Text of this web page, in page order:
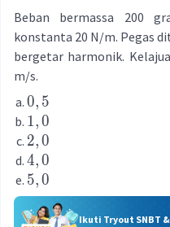
Beban bermassa 200
konstanta 20 N/m. Pegas
bergetar harmonik.
m/s.
0, 5
1,0
2,0
4,0
5,0
Ikuti Tryout SNBT